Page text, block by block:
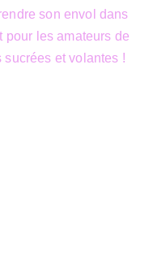
son envol dans
pour les amateurs de
sucrées et volantes !